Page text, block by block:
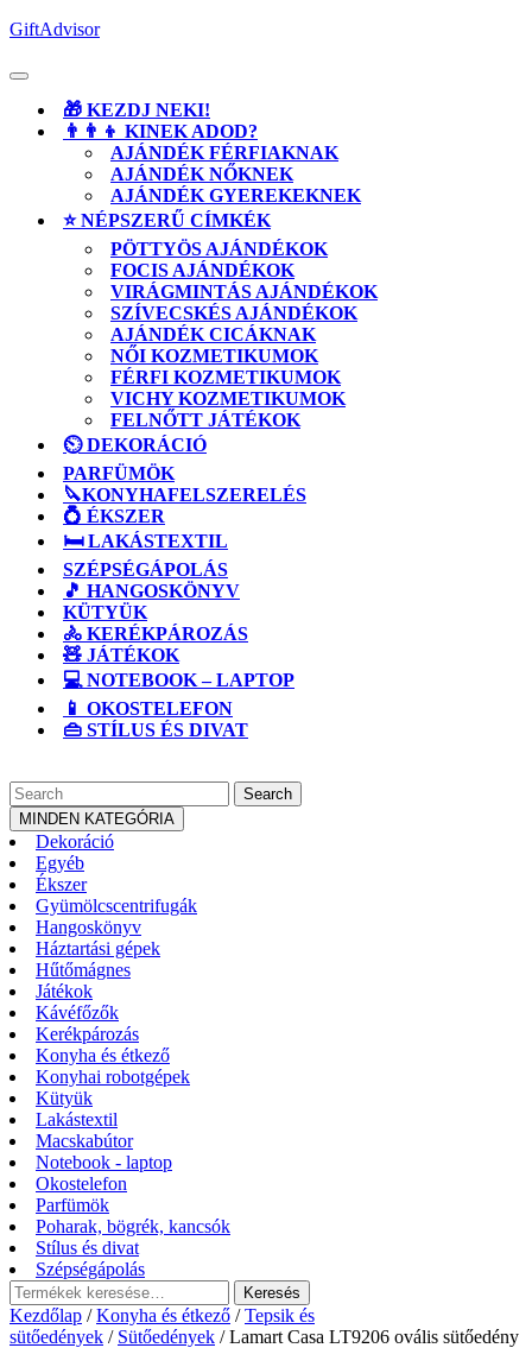
Skip
content
GiftAdvisor
Open
🎁 KEZDJ NEKI!
👨‍👨‍👦 KINEK ADOD?
AJÁNDÉK FÉRFIAKNAK
AJÁNDÉK NŐKNEK
AJÁNDÉK GYEREKEKNEK
⭐ NÉPSZERŰ CÍMKÉK
PÖTTYÖS AJÁNDÉKOK
FOCIS AJÁNDÉKOK
VIRÁGMINTÁS AJÁNDÉKOK
SZÍVECSKÉS AJÁNDÉKOK
AJÁNDÉK CICÁKNAK
NŐI KOZMETIKUMOK
FÉRFI KOZMETIKUMOK
VICHY KOZMETIKUMOK
FELNŐTT JÁTÉKOK
⏲️ DEKORÁCIÓ
PARFÜMÖK
🔪KONYHAFELSZERELÉS
💍 ÉKSZER
🛏️ LAKÁSTEXTIL
SZÉPSÉGÁPOLÁS
🎵 HANGOSKÖNYV
KÜTYÜK
🚴 KERÉKPÁROZÁS
🧸 JÁTÉKOK
💻 NOTEBOOK – LAPTOP
📱 OKOSTELEFON
👜 STÍLUS ÉS DIVAT
BUTTON
Search
for:MINDEN KATEGÓRIA
Dekoráció
Egyéb
Ékszer
Gyümölcscentrifugák
Hangoskönyv
Háztartási gépek
Hűtőmágnes
Játékok
Kávéfőzők
Kerékpározás
Konyha és étkező
Konyhai robotgépek
Kütyük
Lakástextil
Macskabútor
Notebook - laptop
Okostelefon
Parfümök
Poharak, bögrék, kancsók
Stílus és divat
Szépségápolás
Keresés
a
következőre:
Keresés
Kezdőlap /Konyha és étkező /Tepsik és
sütőedények / Sütőedények / Lamart Casa LT9206 ovális sütőedény